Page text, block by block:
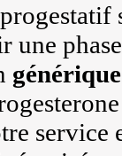
une
générique
service